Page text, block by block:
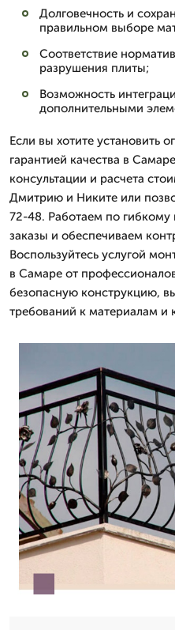
Долговечность и
правильном выборе
Соответствие
разрушения плиты;
Возможность
дополнительными
Если вы хотите установить
гарантией качества в
консультации и расчета
Дмитрию и Никите или
72-48. Работаем по
заказы и обеспечиваем
Воспользуйтесь услугой
в Самаре от
безопасную конструкцию,
требований к материалам и